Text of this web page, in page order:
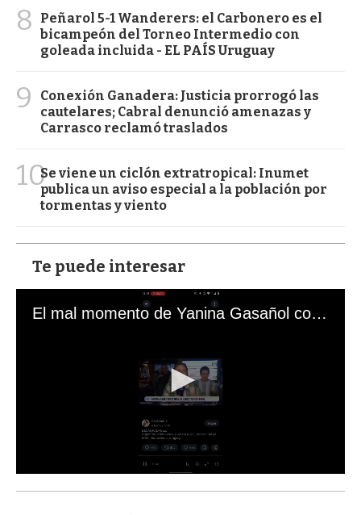
8
Peñarol 5-1 Wanderers: el Carbonero es el
bicampeón del Torneo Intermedio con
goleada incluida - EL PAÍS Uruguay
9
Conexión Ganadera: Justicia prorrogó las
cautelares; Cabral denunció amenazas y
Carrasco reclamó traslados
10Se viene un ciclón extratropical: Inumet
publica un aviso especial a la población por
tormentas y viento
Te puede interesar
El mal momento de Yanina Gasañol con un hincha argentino en "Subrayado"
s